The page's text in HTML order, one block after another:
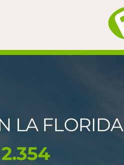
LA FLORIDA